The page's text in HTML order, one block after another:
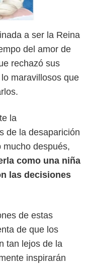
a ser la Reina
del amor de
rechazó sus
maravillosos que
la
de la desaparición
mucho después,
como una niña
las decisiones
de estas
de que los
tan lejos de la
inspirarán